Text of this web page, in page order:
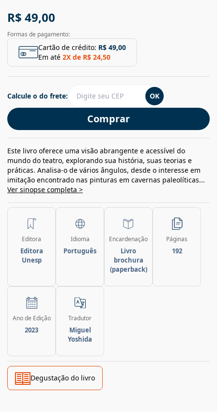
R$ 49,00
Formas de pagamento:
Cartão de crédito: R$ 49,00
Em até 2X de R$ 24,50
Comprar
Calcule o do frete: OK
Este livro oferece uma visão abrangente e acessível do
mundo do teatro, explorando sua história, suas teorias e
práticas. Analisa-o de vários ângulos, desde o interesse em
imitação encontrado nas pinturas em cavernas paleolíticas...
Ver sinopse completa >
Editora
Editora
Unesp
Idioma
Português
Encardenação
Livro
brochura
(paperback)
Páginas
192
Ano de Edição
2023
Tradutor
Miguel
Yoshida
Degustação do livro